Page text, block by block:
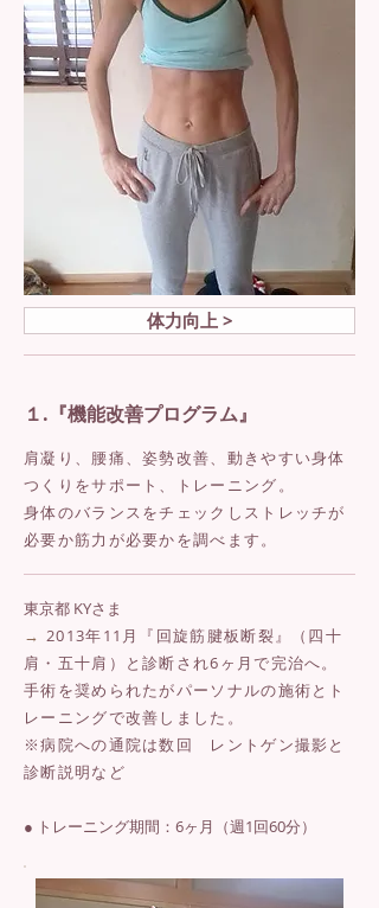
体力向上 >
１.『機能改善プログラム』
肩凝り、腰痛、姿勢改善、動きやすい身体
つくりをサポート、トレーニング。
身体のバランスをチェックしストレッチが
必要か筋力が必要かを調べます。
東京都 KYさま
→ 2013年11月『回旋筋腱板断裂』（四十
肩・五十肩）と診断され6ヶ月で完治へ。
手術を奨められたがパーソナルの施術とト
レーニングで改善しました。
※病院への通院は数回 レントゲン撮影と
診断説明など
● トレーニング期間：6ヶ月（週1回60分）